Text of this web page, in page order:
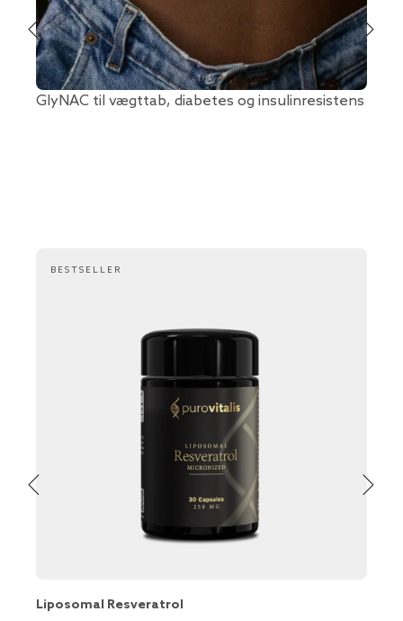
GlyNAC til vægttab, diabetes og insulinresistens
BESTSELLER
Liposomal Resveratrol